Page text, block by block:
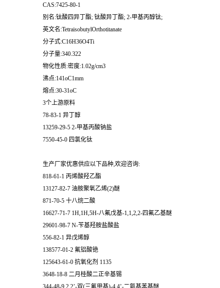
CAS:7425-80-1
别名:钛酸四异丁酯; 钛酸异丁酯; 2-甲基丙醇钛;
英文名:TetraisobutylOrthotitanate
分子式:C16H36O4Ti
分子量:340.322
物化性质:密度:1.02g/cm3
沸点:141oC1mm
熔点:30-31oC
3个上游原料
78-83-1 异丁醇
13259-29-5 2-甲基丙酸钠盐
7550-45-0 四氯化钛
生产厂家优惠供应以下品种,欢迎咨询:
818-61-1 丙烯酸羟乙酯
13127-82-7 油胺聚氧乙烯(2)醚
871-70-5 十八烷二酸
16627-71-7 1H,1H,5H-八氟戊基-1,1,2,2-四氟乙基醚
29601-98-7 N-苄基羟胺盐酸盐
556-82-1 异戊烯醇
138577-01-2 氟铝酸铯
125643-61-0 抗氧化剂 1135
3648-18-8 二月桂酸二正辛基锡
344-48-9 2,2’-双(三氟甲基)-4,4’-二氨基苯基醚